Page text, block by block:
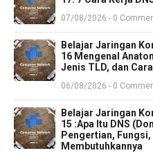
07/08/2026 - 0
Belajar Jaringan
16 Mengenal
Jenis TLD, dan
06/08/2026 - 0
Belajar Jaringan
15 :Apa Itu DNS
Pengertian,
Membutuhkannya